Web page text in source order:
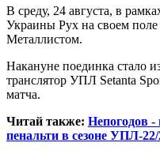
В среду, 24 августа, в
Украины Рух на своем поле
Металлистом.
Накануне поединка стало
транслятор УПЛ Setanta
матча.
Читай также: Непогодов
пенальти в сезоне УПЛ-22/